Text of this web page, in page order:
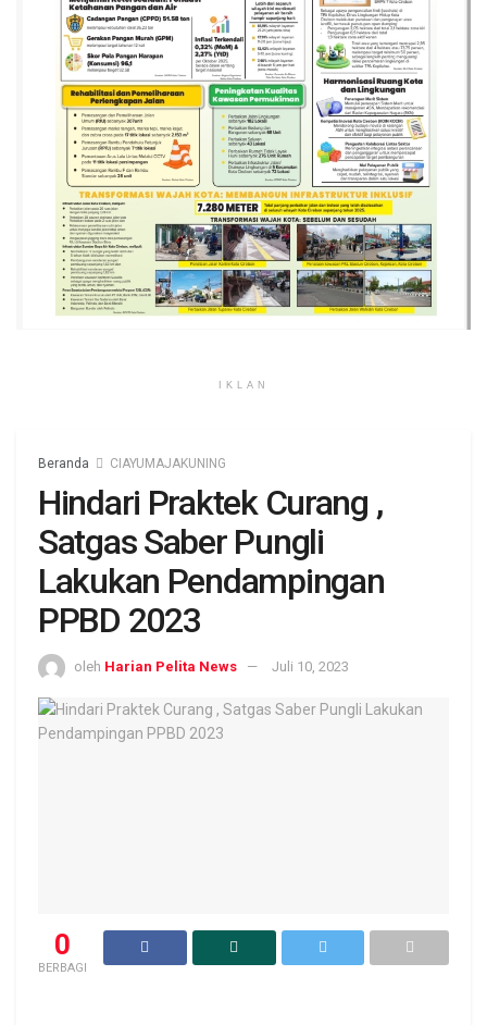
IKLAN
Beranda CIAYUMAJAKUNING
Hindari Praktek Curang ,
Satgas Saber Pungli
Lakukan Pendampingan
PPBD 2023
oleh Harian Pelita News Juli 10, 2023
0
BERBAGI